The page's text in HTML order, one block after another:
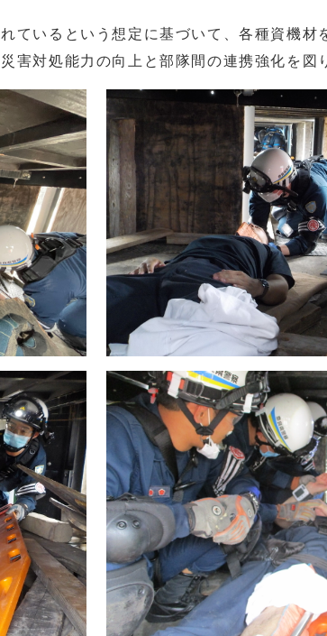
ているという想定に基づいて、各種資機材
害対処能力の向上と部隊間の連携強化を図